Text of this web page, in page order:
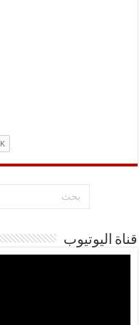
قناة اليوتيوب